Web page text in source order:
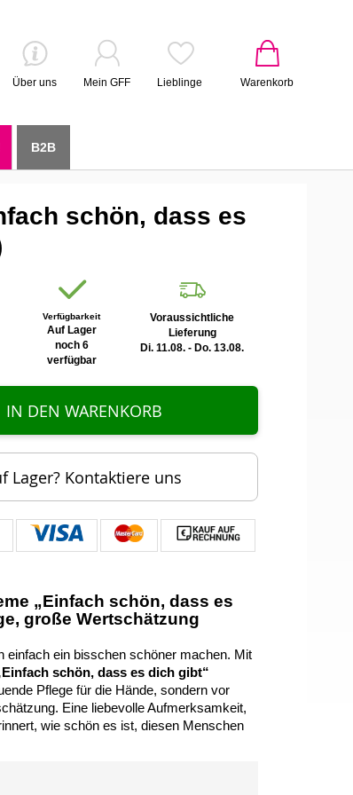
Warenkorb
Über uns Mein GFF Lieblinge
B2B
schön, dass es
Verfügbarkeit
Auf Lager
noch 6
verfügbar
Voraussichtliche
Lieferung
Di. 11.08. - Do. 13.08.
IN DEN WARENKORB
Lager? Kontaktiere uns
„Einfach schön, dass es
große Wertschätzung
einfach ein bisschen schöner machen. Mit
schön, dass es dich gibt“
Pflege für die Hände, sondern vor
Eine liebevolle Aufmerksamkeit,
wie schön es ist, diesen Menschen